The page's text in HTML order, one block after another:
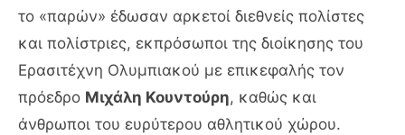
το «παρών» έδωσαν αρκετοί διεθνείς πολίστες
και πολίστριες, εκπρόσωποι της διοίκησης του
Ερασιτέχνη Ολυμπιακού με επικεφαλής τον
πρόεδρο Μιχάλη Κουντούρη, καθώς και
άνθρωποι του ευρύτερου αθλητικού χώρου.